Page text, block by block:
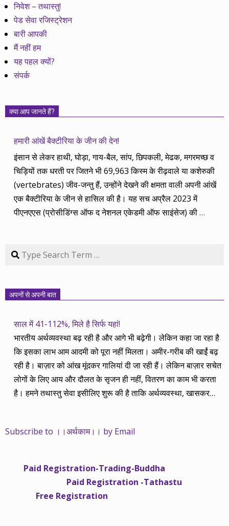
निवेश – तथास्तु!
पेड सेवा रजिस्ट्रेशन
बारी आपकी
मैं नहीं हम
यह पहल क्यों?
संपर्क
क्या आप जानते हैं?
हमारी आंखें बैक्टीरिया के जीन की देन!
इंसान से लेकर हाथी, घोड़ा, गाय-बैल, सांप, छिपकली, मेढक, मगरमच्छ व
चिड़ियों तक धरती पर जितने भी 69,963 किस्म के रीढ़वाले या कशेरुकी
(vertebrates) जीव-जन्तु हैं, उन्होंने देखने की क्षमता वाली अपनी आंखें
एक बैक्टीरिया के जीन से हासिल की है। यह सच अप्रैल 2023 में
पीएनएएस (प्रोसीडिंग्स ऑफ द नेशनल एकेडमी ऑफ साइंसेज) की…
Search
अपनों से अपनी बात
साल में 41-112%, मिले है सिर्फ यहां!
भारतीय अर्थव्यवस्था बढ़ रही है और आगे भी बढ़ेगी। लेकिन कहा जा रहा है
कि इसका लाभ आम आदमी को पूरा नहीं मिलता। अमीर-गरीब की खाईं बढ़
रही है। बाज़ार को आंख मूंदकर गालियां दी जा रही हैं। लेकिन बाज़ार सचेत
लोगों के लिए आय और दौलत के सृजन ही नहीं, वितरण का काम भी करता
है। हमने तथास्तु सेवा इसीलिए शुरू की है ताकि अर्थव्यवस्था, खासकर
महंगाई की दर 10 प्रतिशत से ऊपर रहती है। वे भागकर जाते हैं सोने और
साढ़े चार सालों से अर्थकाम से जुड़े हैं, वे हमारी ईमानदारी और सत्यनिष्ठा से
भलीभांति वाकिफ हैं। शुरू में हम भी कच्चे थे तो बाज़ार के उस्तादों के जाल
में फंस गए। गलतियां कीं। लेकिन जैसे ही समझ में आया, खटाक से उनसे
Subscribe to ।।अर्थकाम।। by Email
Paid Registration-Trading-Buddha
Paid Registration -Tathastu
Free Registration